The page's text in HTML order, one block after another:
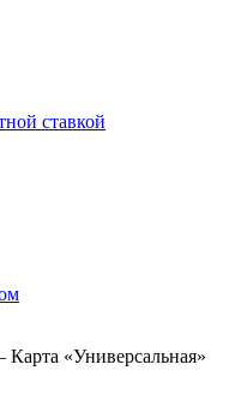
ставкой
«Универсальная»